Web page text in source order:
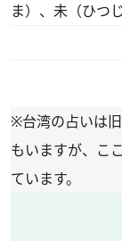
ま）、未（ひつ
※台湾の占いは
もいますが、こ
ています。